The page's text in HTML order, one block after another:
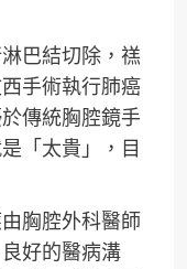
巴結切除，禚
手術執行肺癌
傳統胸腔鏡手
「太貴」，目
胸腔外科醫師
好的醫病溝